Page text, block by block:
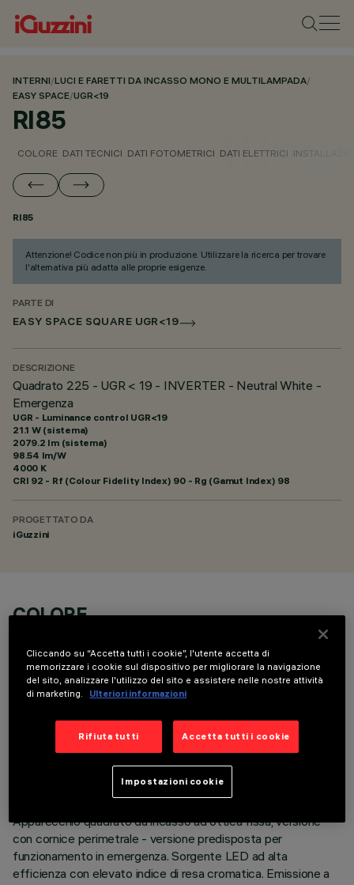
INTERNI/LUCI E FARETTI DA INCASSO MONO E MULTILAMPADA/
EASY SPACE/UGR<19
RI85
COLORE DATI TECNICI DATI FOTOMETRICI DATI ELETTRICI
RI85
Attenzione! Codice non più in produzione. Utilizzare la ricerca per trovare
l'alternativa più adatta alle proprie esigenze.
PARTE DI
EASY SPACE SQUARE UGR<19
DESCRIZIONE
Quadrato 225 - UGR < 19 - INVERTER - Neutral White -
Emergenza
UGR - Luminance control UGR<19
21.1 W (sistema)
2079.2 lm (sistema)
98.54 lm/W
4000 K
CRI 92 - Rf (Colour Fidelity Index) 90 - Rg (Gamut Index) 98
PROGETTATO DA
iGuzzini
COLORE
DATI TECNICI
ULTIMO AGGIORNAMENTO: 06/08/2026
Apparecchio quadrato da incasso ad ottica fissa, versione
con cornice perimetrale - versione predisposta per
funzionamento in emergenza. Sorgente LED ad alta
efficienza con elevato indice di resa cromatica. Emissione a
Cliccando su “Accetta tutti i cookie”, l'utente accetta di
memorizzare i cookie sul dispositivo per migliorare la navigazione
del sito, analizzare l'utilizzo del sito e assistere nelle nostre attività
di marketing.
Ulteriori informazioni
Rifiuta tutti Accetta tutti i cookie
Impostazioni cookie